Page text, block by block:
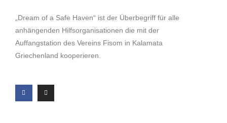
„Dream of a Safe Haven“ ist der Überbegriff für alle
anhängenden Hilfsorganisationen die mit der
Auffangstation des Vereins Fisom in Kalamata
Griechenland kooperieren.